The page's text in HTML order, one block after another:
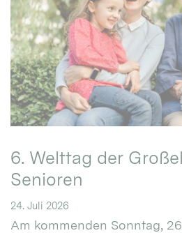
6. Welttag der
Senioren
24. Juli 2026
Am kommenden Sonntag,